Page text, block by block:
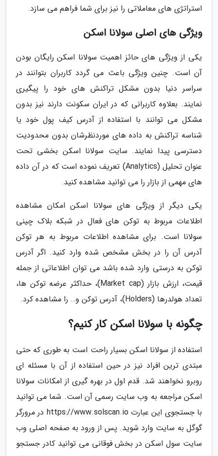
استراتژی های معاملاتی را نیز برای شما فراهم می سازد.
ویژگی های اصلی سولانا اسکن
یکی از ویژگی های حائز اهمیت سولانا اسکن رایگان بودن
آن است. چنین ویژگی باعث می گردد کاربران بتوانند در
سراسر دنیا بدون مشکل تراکنش های خود را پیگیری
نمایند. بعلاوه کاربرانی که در ایران سکونت دارند نیز بدون
مشکل می توانند با استفاده از آدرس کیف پول خود یا
شناسه تراکنش به داده های موردنظرشان بدون محدودیت
دسترسی پیدا نمایند. سایت سولانا اسکن بخشی تحت
عنوان تحلیل (Analytics) تعریف نموده است که در آن داده
های مهمی از بازار را می توانید مشاهده کنید.
یکی دیگر از ویژگی های سولانا اسکن امکان مشاهده
اطلاعات مربوط به توکن های فعال در شبکه بلاک چینی
سولانا است. برای مشاهده اطلاعات مربوط به هر توکن
آدرس آن را در بخش مشخص شده وارد کنید. اگر آدرس
توکن به درستی وارد شده باشد می توان اطلاعاتی از جمله
قیمت، ارزش بازار (Market cap)، حداکثر عرضه توکن ها،
تعداد هولدرها (Holders)، آدرس توکن و… را مشاهده کرد.
چگونه با سولانا اسکن کار کنیم؟
استفاده از سولانا اسکن بسیار راحت است به طوری که حتی
مبتدی ترین افراد نیز در حین استفاده از آن با مسئله ای
روبرو نخواهند شد. قدم اول در بهره گیری از امکانات سولانا
اسکن مراجعه به وب سایت رسمی آن است. شما می توانید
با جستجوی این عبارت https://www.solscan.io در مرورگر
گوگل به سایت وارد شوید. پس از ورود به صفحه اصلی وب
سایت سول اسکن در بخش فوقانی می توانید کادر جستجو